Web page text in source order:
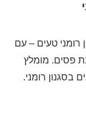
רומני טעים – עם
פסים. מומלץ
בסגנון רומני.